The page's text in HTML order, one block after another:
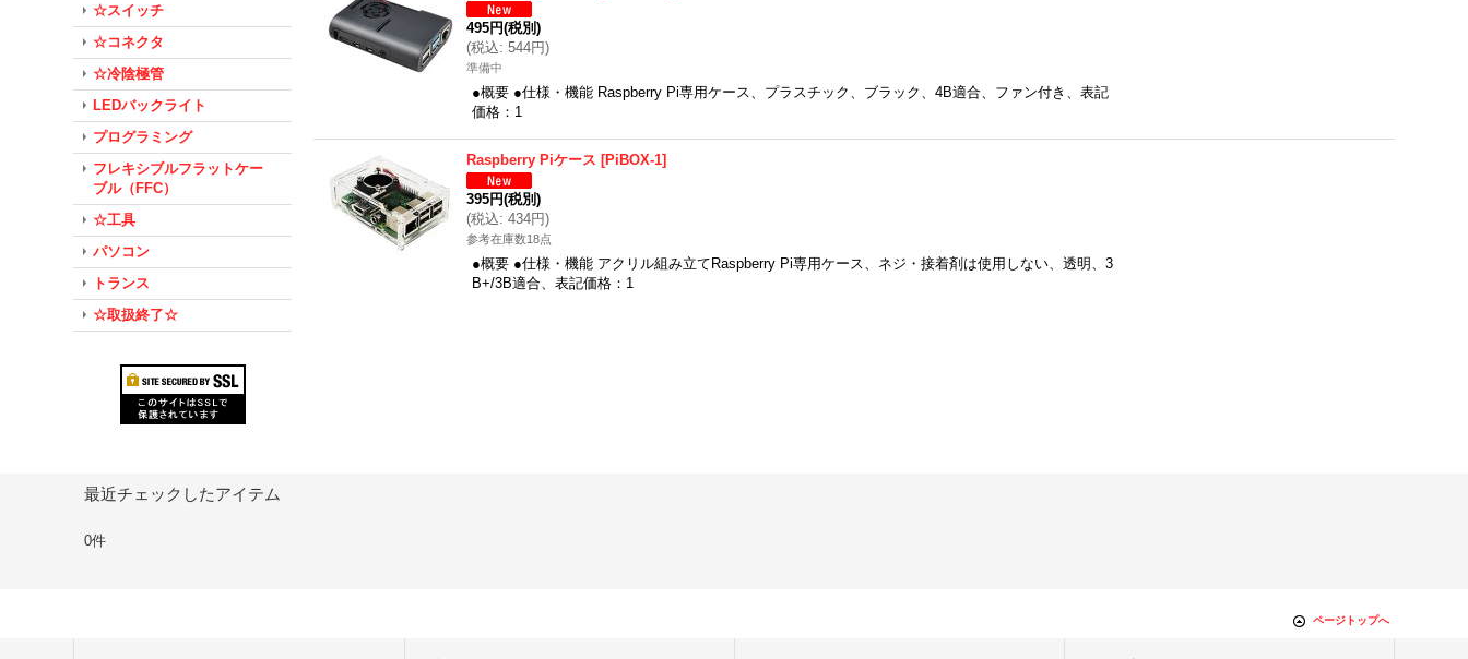
☆スイッチ
☆コネクタ
☆冷陰極管
LEDバックライト
プログラミング
フレキシブルフラットケー
ブル（FFC）
☆工具
パソコン
トランス
☆取扱終了☆
495円(税別)
(税込: 544円)
準備中
●概要 ●仕様・機能 Raspberry Pi専用ケース、プラスチック、ブラック、4B適合、ファン付き、表記
価格：1
Raspberry Piケース [PiBOX-1]
395円(税別)
(税込: 434円)
参考在庫数18点
●概要 ●仕様・機能 アクリル組み立てRaspberry Pi専用ケース、ネジ・接着剤は使用しない、透明、3
B+/3B適合、表記価格：1
最近チェックしたアイテム
0件
ページトップへ